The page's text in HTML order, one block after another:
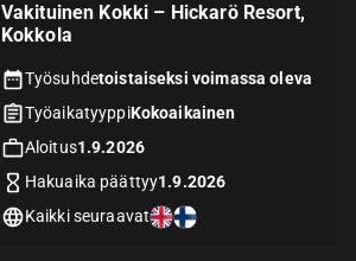
Vakituinen Kokki – Hickarö Resort,
Kokkola
Työsuhdetoistaiseksi voimassa oleva
TyöaikatyyppiKokoaikainen
Aloitus1.9.2026
Hakuaika päättyy1.9.2026
Kaikki seuraavat